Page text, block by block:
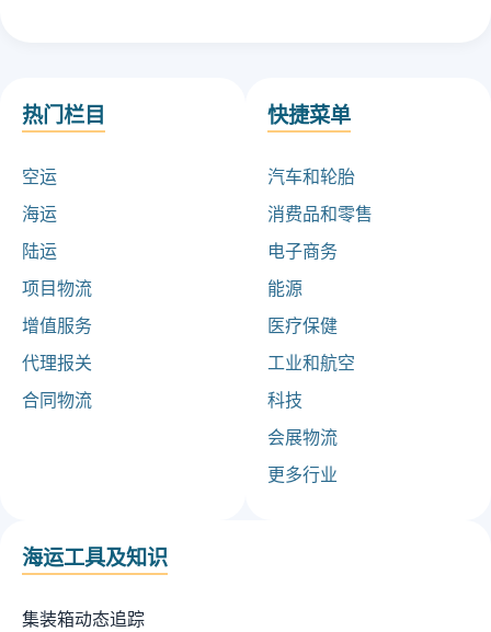
热门栏目
空运
海运
陆运
项目物流
增值服务
代理报关
合同物流
快捷菜单
汽车和轮胎
消费品和零售
电子商务
能源
医疗保健
工业和航空
科技
会展物流
更多行业
海运工具及知识
集装箱动态追踪